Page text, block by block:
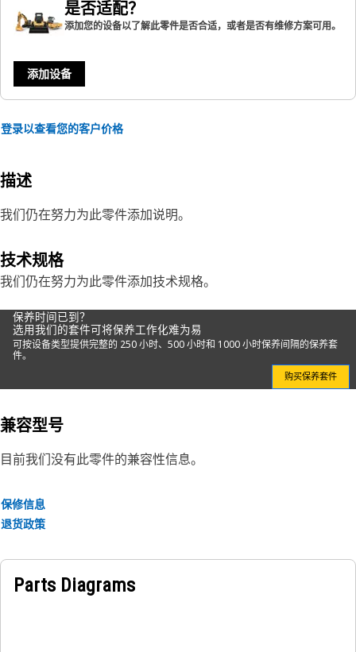
是否适配？
添加您的设备以了解此零件是否合适，或者是否有维修方案可用。
添加设备
登录以查看您的客户价格
描述
我们仍在努力为此零件添加说明。
技术规格
我们仍在努力为此零件添加技术规格。
保养时间已到？
选用我们的套件可将保养工作化难为易
可按设备类型提供完整的 250 小时、500 小时和 1000 小时保养间隔的保养套
件。
购买保养套件
兼容型号
目前我们没有此零件的兼容性信息。
保修信息
退货政策
Parts Diagrams